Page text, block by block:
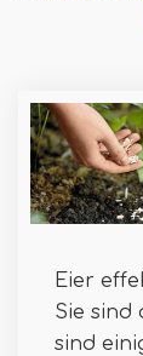
Eier
Sie sind
sind